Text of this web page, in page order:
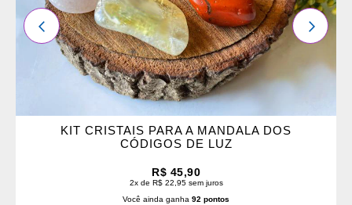
KIT CRISTAIS PARA A MANDALA DOS
CÓDIGOS DE LUZ
R$ 45,90
2x de R$ 22,95 sem juros
Você ainda ganha 92 pontos
ANTERIOR